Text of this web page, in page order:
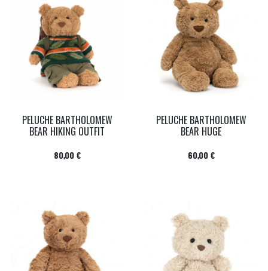
PELUCHE BARTHOLOMEW
BEAR HIKING OUTFIT
Prix
80,00 €
PELUCHE BARTHOLOMEW
BEAR HUGE
Prix
60,00 €